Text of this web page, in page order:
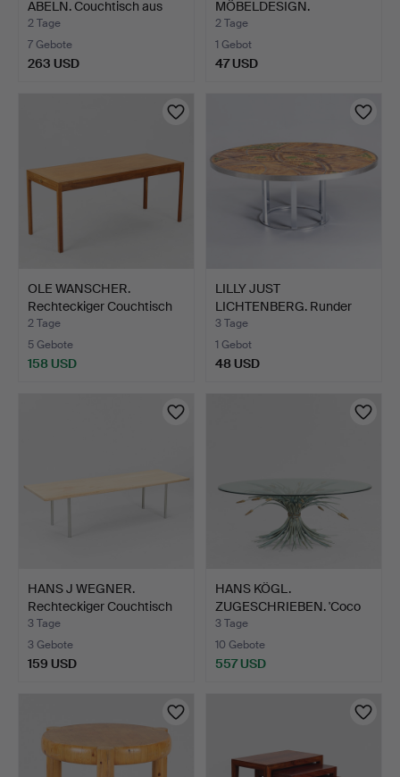
ABELN. Couchtisch aus
Te…
2 Tage
7 Gebote
263 USD
MÖBELDESIGN.
Couchtisch aus Buch…
2 Tage
1 Gebot
47 USD
OLE WANSCHER.
Rechteckiger Couchtisch
aus …
2 Tage
5 Gebote
158 USD
LILLY JUST
LICHTENBERG. Runder
Couchtisch.…
3 Tage
1 Gebot
48 USD
HANS J WEGNER.
Rechteckiger Couchtisch
aus…
3 Tage
3 Gebote
159 USD
HANS KÖGL.
ZUGESCHRIEBEN. 'Coco
Chanel' Co…
3 Tage
10 Gebote
557 USD